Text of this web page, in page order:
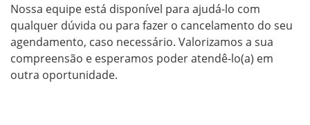
Nossa equipe está disponível para ajudá-lo com
qualquer dúvida ou para fazer o cancelamento do seu
agendamento, caso necessário. Valorizamos a sua
compreensão e esperamos poder atendê-lo(a) em
outra oportunidade.